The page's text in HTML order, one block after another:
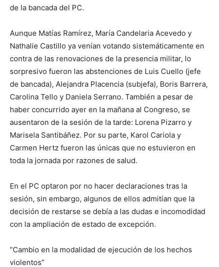
de la bancada del PC.
Aunque Matías Ramírez, María Candelaria Acevedo y
Nathalie Castillo ya venían votando sistemáticamente en
contra de las renovaciones de la presencia militar, lo
sorpresivo fueron las abstenciones de Luis Cuello (jefe
de bancada), Alejandra Placencia (subjefa), Boris Barrera,
Carolina Tello y Daniela Serrano. También a pesar de
haber concurrido ayer en la mañana al Congreso, se
ausentaron de la sesión de la tarde: Lorena Pizarro y
Marisela Santibáñez. Por su parte, Karol Cariola y
Carmen Hertz fueron las únicas que no estuvieron en
toda la jornada por razones de salud.
En el PC optaron por no hacer declaraciones tras la
sesión, sin embargo, algunos de ellos admitían que la
decisión de restarse se debía a las dudas e incomodidad
con la ampliación de estado de excepción.
“Cambio en la modalidad de ejecución de los hechos
violentos”